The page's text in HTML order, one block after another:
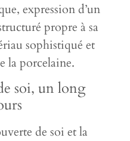
expression d’un
propre à sa
sophistiqué et
la porcelaine.
soi, un long
de soi et la